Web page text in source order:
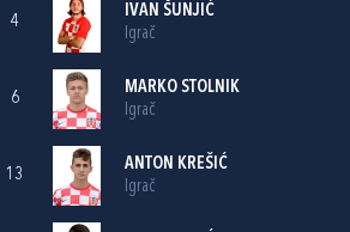
4
IVAN ŠUNJIĆ
Igrač
6
MARKO STOLNIK
Igrač
13
ANTON KREŠIĆ
Igrač